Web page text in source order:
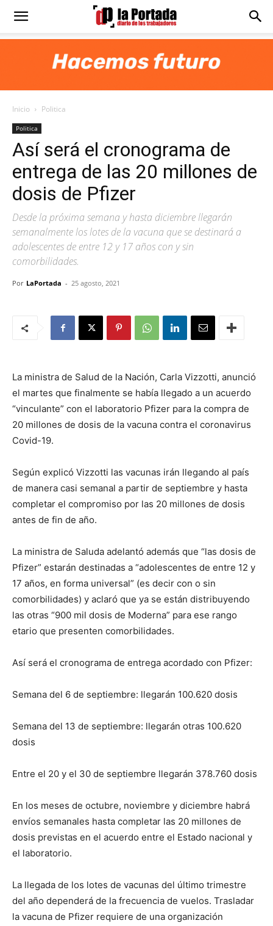
Diario
Portada
Inicio Politica
Politica
Así será el cronograma de
entrega de las 20 millones de
dosis de Pfizer
Desde la próxima semana y hasta diciembre llegarán
semanalmente los lotes de la vacuna que se destinará a
adolescentes de entre 12 y 17 años con y sin
comorbilidades.
Por LaPortada - 25 agosto, 2021
La ministra de Salud de la Nación, Carla Vizzotti, anunció
el martes que finalmente se había llegado a un acuerdo
“vinculante” con el laboratorio Pfizer para la compra de
20 millones de dosis de la vacuna contra el coronavirus
Covid-19.
Según explicó Vizzotti las vacunas irán llegando al país
de manera casi semanal a partir de septiembre y hasta
completar el compromiso por las 20 millones de dosis
antes de fin de año.
La ministra de Saluda adelantó además que “las dosis de
Pfizer” estarán destinadas a “adolescentes de entre 12 y
17 años, en forma universal” (es decir con o sin
comorbilidades) y aclaró que ya se están distribuyendo
las otras “900 mil dosis de Moderna” para ese rango
etario que presenten comorbilidades.
Así será el cronograma de entrega acordado con Pfizer:
Semana del 6 de septiembre: llegarán 100.620 dosis
Semana del 13 de septiembre: llegarán otras 100.620
dosis
Entre el 20 y el 30 de septiembre llegarán 378.760 dosis
En los meses de octubre, noviembre y diciembre habrá
envíos semanales hasta completar las 20 millones de
dosis previstas en el acuerdo entre el Estado nacional y
el laboratorio.
La llegada de los lotes de vacunas del último trimestre
del año dependerá de la frecuencia de vuelos. Trasladar
la vacuna de Pfizer requiere de una organización